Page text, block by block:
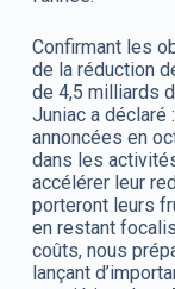
Confirmant les
de la réduction
de 4,5 milliards
Juniac a déclaré
annoncées en
dans les
accélérer leur
porteront leurs
en restant
coûts, nous
lançant